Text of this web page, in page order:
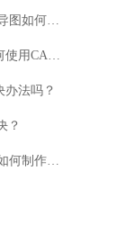
16.六年级下册数学第四单元思维导图如何制作？思维导图有什么作用？
17.CAD转JPG工具使用技巧？如何使用CAD转JPG工具？
办法吗？
？
20.顾客关系思维导图如何应用？如何制作顾客关系思维导图？